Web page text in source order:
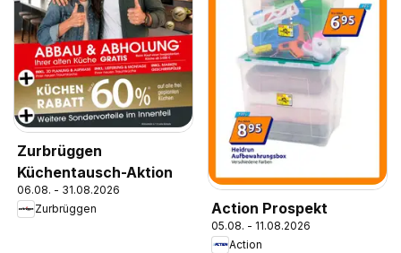
Zurbrüggen
Küchentausch-Aktion
06.08. - 31.08.2026
Zurbrüggen
Action Prospekt
05.08. - 11.08.2026
Action